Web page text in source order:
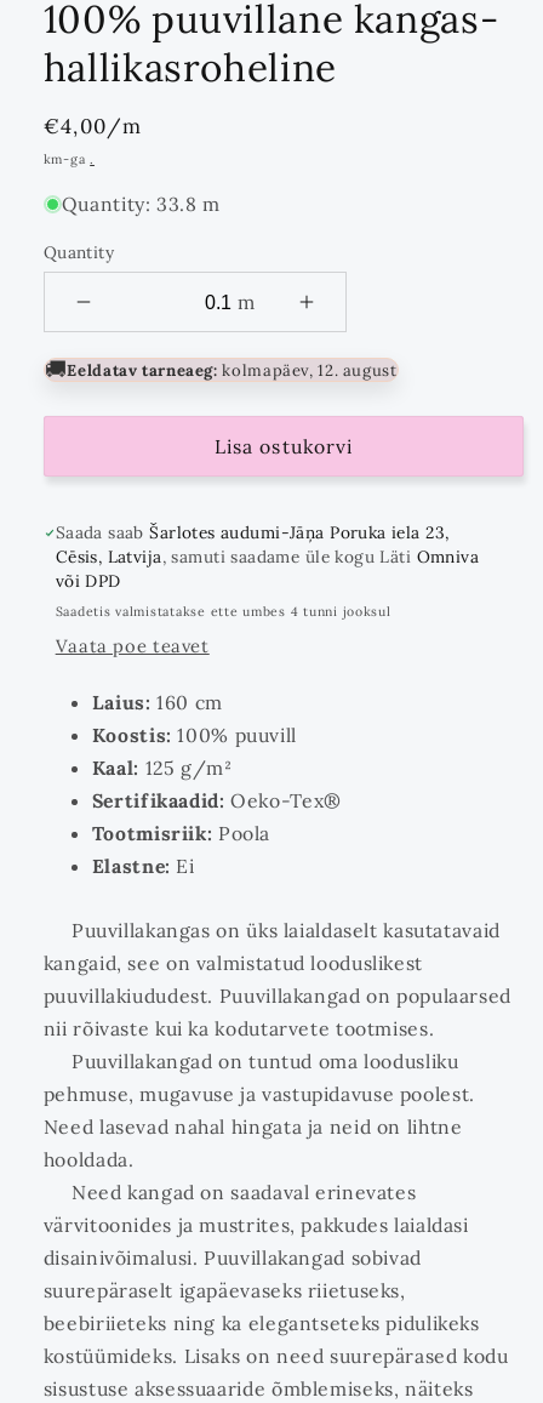
100% puuvillane kangas-
hallikasroheline
Standards
hind
€4,00/m
km-ga
Quantity: 33.8 m
Quantity
Quantity
m
🚚Eeldatav tarneaeg:kolmapäev, 12. august
Lisa ostukorvi
Saada saabŠarlotes audumi-Jāņa Poruka iela 23,
Cēsis, Latvija, samuti saadame üle kogu Läti Omniva
või DPD
Saadetis valmistatakse ette umbes 4 tunni jooksul
Vaata poe teavet
Laius: 160 cm
Koostis: 100% puuvill
Kaal: 125 g/m²
Sertifikaadid: Oeko-Tex®
Tootmisriik: Poola
Elastne: Ei
Puuvillakangas on üks laialdaselt kasutatavaid
kangaid, see on valmistatud looduslikest
puuvillakiududest. Puuvillakangad on populaarsed
nii rõivaste kui ka kodutarvete tootmises.
Puuvillakangad on tuntud oma loodusliku
pehmuse, mugavuse ja vastupidavuse poolest.
Need lasevad nahal hingata ja neid on lihtne
hooldada.
Need kangad on saadaval erinevates
värvitoonides ja mustrites, pakkudes laialdasi
disainivõimalusi. Puuvillakangad sobivad
suurepäraselt igapäevaseks riietuseks,
beebiriieteks ning ka elegantseteks pidulikeks
kostüümideks. Lisaks on need suurepärased kodu
sisustuse aksessuaaride õmblemiseks, näiteks